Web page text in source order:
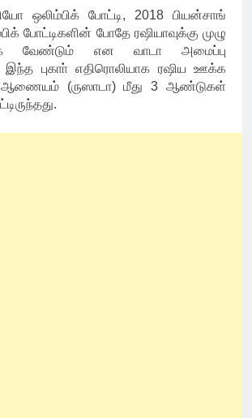
ஒலிம்பிக் போட்டி, 2018 பியன்சாங்
போட்டிகளின் போதே ரஷியாவுக்கு முழு
வேண்டும் என வாடா அமைப்பு
இந்த புகாா் எதிரொலியாக ரஷிய ஊக்க
ஆணையம் (ருஸாடா) மீது 3 ஆண்டுகள்